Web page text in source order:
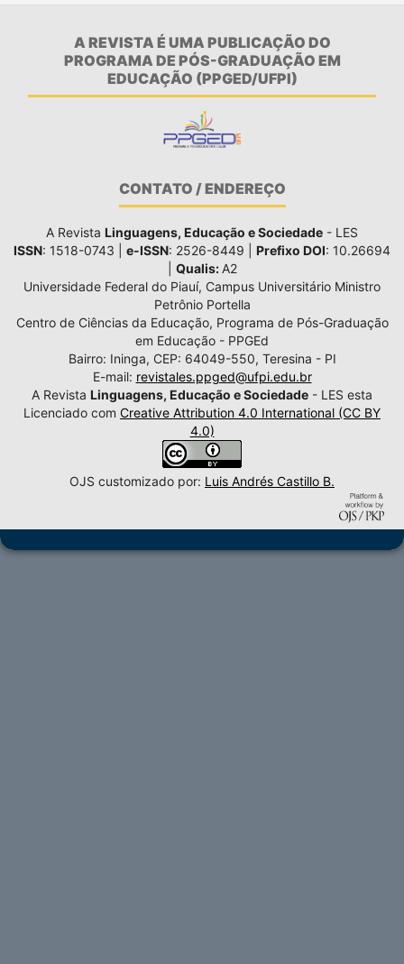
A REVISTA É UMA PUBLICAÇÃO DO
PROGRAMA DE PÓS-GRADUAÇÃO EM
EDUCAÇÃO (PPGED/UFPI)
CONTATO / ENDEREÇO
A Revista Linguagens, Educação e Sociedade - LES
ISSN: 1518-0743 | e-ISSN: 2526-8449 | Prefixo DOI: 10.26694
Qualis: A2
Universidade Federal do Piauí, Campus Universitário Ministro
Petrônio Portella
Centro de Ciências da Educação, Programa de Pós-Graduação
em Educação - PPGEd
Bairro: Ininga, CEP: 64049-550, Teresina - PI
E-mail: revistales.ppged@ufpi.edu.br
A Revista Linguagens, Educação e Sociedade - LES esta
Licenciado com Creative Attribution 4.0 International (CC BY
4.0)
OJS customizado por: Luis Andrés Castillo B.